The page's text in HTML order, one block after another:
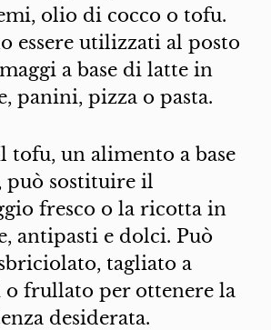
olio di cocco o tofu.
essere utilizzati al posto
a base di latte in
panini, pizza o pasta.
tofu, un alimento a base
può sostituire il
fresco o la ricotta in
antipasti e dolci. Può
tagliato a
o frullato per ottenere la
desiderata.